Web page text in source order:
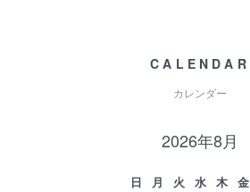
CALENDAR
カレンダー
2026年8月
日 月 火 水 木 金